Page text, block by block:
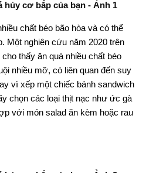
chất béo bão hòa và có thể
Một nghiên cứu năm 2020 trên
thấy ăn quá nhiều chất béo
nhiều mỡ, có liên quan đến suy
vì xếp một chiếc bánh sandwich
chọn các loại thịt nạc như ức gà
với món salad ăn kèm hoặc rau